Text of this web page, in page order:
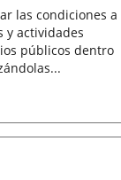
las condiciones a
y actividades
públicos dentro